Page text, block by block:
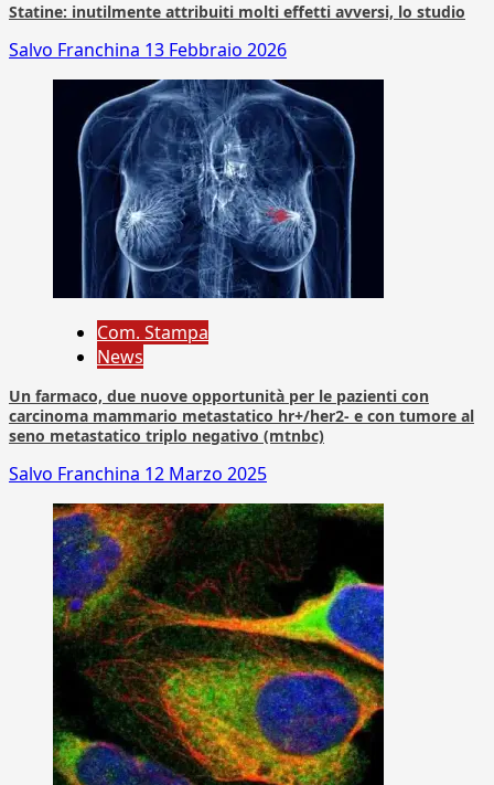
Statine: inutilmente attribuiti molti effetti avversi, lo studio
Salvo Franchina 13 Febbraio 2026
Com. Stampa
News
Un farmaco, due nuove opportunità per le pazienti con
carcinoma mammario metastatico hr+/her2- e con tumore al
seno metastatico triplo negativo (mtnbc)
Salvo Franchina 12 Marzo 2025